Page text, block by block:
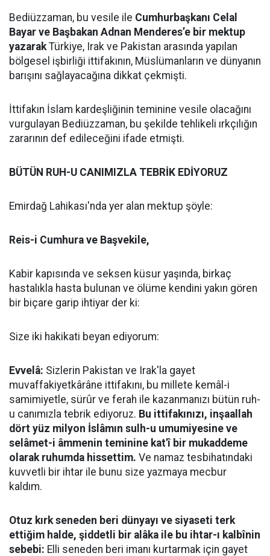
Bediüzzaman, bu vesile ile Cumhurbaşkanı Celal
Bayar ve Başbakan Adnan Menderes’e bir mektup
yazarakTürkiye, Irak ve Pakistan arasında yapılan
bölgesel işbirliği ittifakının, Müslümanların ve dünyanın
barışını sağlayacağına dikkat çekmişti.
İttifakın İslam kardeşliğinin teminine vesile olacağını
vurgulayan Bediüzzaman, bu şekilde tehlikeli ırkçılığın
zararının def edileceğini ifade etmişti.
BÜTÜN RUH-U CANIMIZLA TEBRİK EDİYORUZ
Emirdağ Lahikası'nda yer alan mektup şöyle:
Reis-i Cumhura ve Başvekile,
Kabir kapısında ve seksen küsur yaşında, birkaç
hastalıkla hasta bulunan ve ölüme kendini yakın gören
bir biçare garip ihtiyar der ki:
Size iki hakikati beyan ediyorum:
Evvelâ: Sizlerin Pakistan ve Irak'la gayet
muvaffakiyetkârâne ittifakını, bu millete kemâl-i
samimiyetle, sürûr ve ferah ile kazanmanızı bütün ruh-
u canımızla tebrik ediyoruz. Bu ittifakınızı, inşaallah
dört yüz milyon İslâmın sulh-u umumiyesine ve
selâmet-i âmmenin teminine kat'î bir mukaddeme
olarak ruhumda hissettim. Ve namaz tesbihatındaki
kuvvetli bir ihtar ile bunu size yazmaya mecbur
kaldım.
Otuz kırk seneden beri dünyayı ve siyaseti terk
ettiğim halde, şiddetli bir alâka ile bu ihtar-ı kalbînin
sebebi: Elli seneden beri imanı kurtarmak için gayet